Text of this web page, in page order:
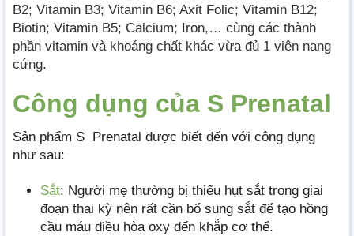
B2; Vitamin B3; Vitamin B6; Axit Folic; Vitamin B12;
Biotin; Vitamin B5; Calcium; Iron,… cùng các thành
phần vitamin và khoáng chất khác vừa đủ 1 viên nang
cứng.
Công dụng của S Prenatal
Sản phẩm S Prenatal được biết đến với công dụng
như sau:
Sắt: Người mẹ thường bị thiếu hụt sắt trong giai
đoạn thai kỳ nên rất cần bổ sung sắt để tạo hồng
cầu máu điều hòa oxy đến khắp cơ thể.